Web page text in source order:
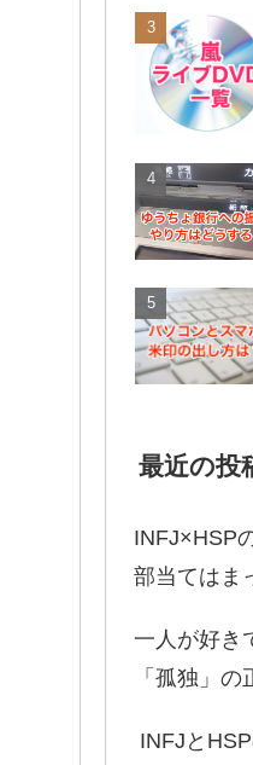
最近の投
INFJ×HSP
部当てはま
一人が好き
「孤独」の
INFJと